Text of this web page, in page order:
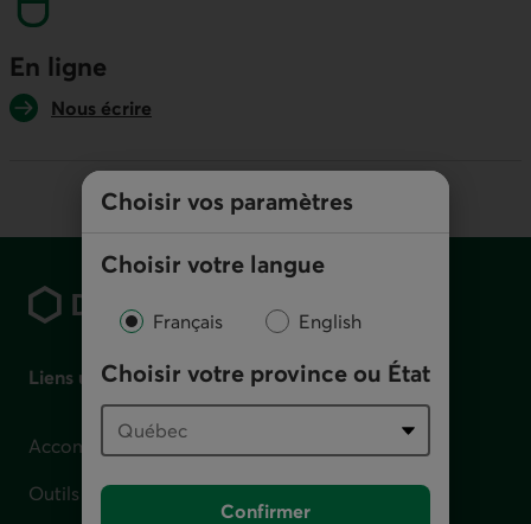
Choisir vos paramètres
Choisir votre langue
Français English
Choisir votre province ou État
Confirmer
En ligne
Nous écrire
Pied de page
Liens utiles
Accompagnement en cas de difficulté financière
Outils et calculateurs